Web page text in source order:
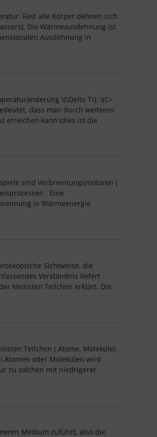
Fast alle Körper dehnen sich
Die Wärmeausdehnung ist
Ausdehnung in
\(\Delta T\): \(C=
dass man durch weiteren
erreichen kann (dies ist die
sind Verbrennungsmotoren (
. Eine
in Wärmeenergie
Sichtweise, die
Verständnis liefert
kleinsten Teilchen erklärt. Die
Teilchen ( Atome, Moleküle)
Atomen oder Molekülen wird
zu solchen mit niedrigerer
Medium zuführt, also die